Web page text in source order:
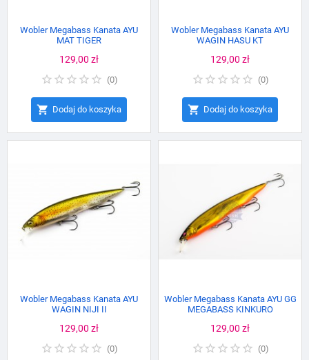
Wobler Megabass Kanata AYU
MAT TIGER
Cena
129,00 zł
(0)
 Dodaj do koszyka
Wobler Megabass Kanata AYU
WAGIN HASU KT
Cena
129,00 zł
(0)
 Dodaj do koszyka
Wobler Megabass Kanata AYU
WAGIN NIJI II
Cena
129,00 zł
(0)
Wobler Megabass Kanata AYU GG
MEGABASS KINKURO
Cena
129,00 zł
(0)